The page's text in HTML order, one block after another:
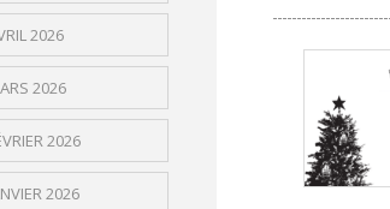
2026
2026
2026
2026